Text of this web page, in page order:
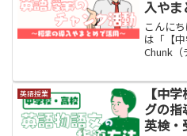
入やま
こんに
は「【
Chunk
な活動
法項目
英語授業
【中
グの
英検・